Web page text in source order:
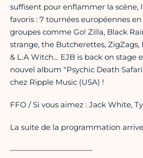
suffisent pour enflammer la scène,
favoris : 7 tournées européennes en
groupes comme Go! Zilla, Black
strange, the Butcherettes, ZigZags,
& L.A Witch… EJB is back on stage
nouvel album "Psychic Death
chez Ripple Music (USA) !
FFO / Si vous aimez : Jack White,
La suite de la programmation
———————————